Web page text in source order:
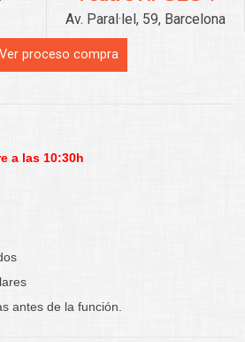
Av. Paral·lel, 59, Barcelona
Ver proceso compra
a las 10:30h
antes de la función.